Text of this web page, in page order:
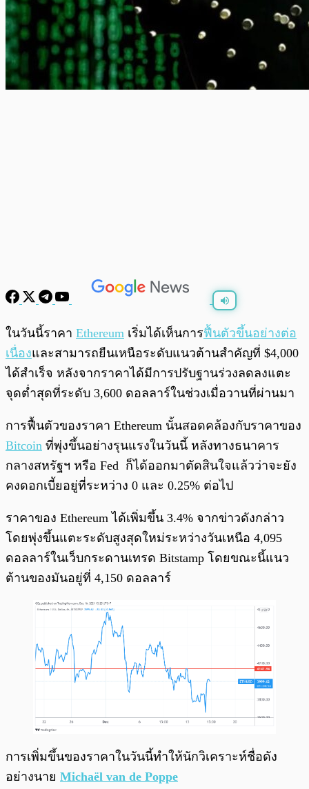
พร้อมเล่น 0:00 0:00
ในวันนี้ราคา Ethereum เริ่มได้เห็นการฟื้นตัวขึ้นอย่างต่อ
เนื่องและสามารถยืนเหนือระดับแนวต้านสำคัญที่ $4,000
ได้สำเร็จ หลังจากราคาได้มีการปรับฐานร่วงลดลงแตะ
จุดต่ำสุดที่ระดับ 3,600 ดอลลาร์ในช่วงเมื่อวานที่ผ่านมา
การฟื้นตัวของราคา Ethereum นั้นสอดคล้องกับราคาของ
Bitcoin ที่พุ่งขึ้นอย่างรุนแรงในวันนี้ หลังทางธนาคาร
กลางสหรัฐฯ หรือ Fed ก็ได้ออกมาตัดสินใจแล้วว่าจะยัง
คงดอกเบี้ยอยู่ที่ระหว่าง 0 และ 0.25% ต่อไป
ราคาของ Ethereum ได้เพิ่มขึ้น 3.4% จากข่าวดังกล่าว
โดยพุ่งขึ้นแตะระดับสูงสุดใหม่ระหว่างวันเหนือ 4,095
ดอลลาร์ในเว็บกระดานเทรด Bitstamp โดยขณะนี้แนว
ต้านของมันอยู่ที่ 4,150 ดอลลาร์
การเพิ่มขึ้นของราคาในวันนี้ทำให้นักวิเคราะห์ชื่อดัง
อย่างนาย Michaël van de Poppe